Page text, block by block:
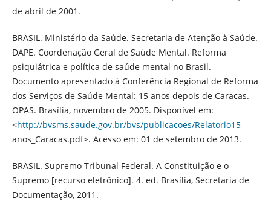
de abril de 2001.
BRASIL. Ministério da Saúde. Secretaria de Atenção à Saúde.
DAPE. Coordenação Geral de Saúde Mental. Reforma
psiquiátrica e política de saúde mental no Brasil.
Documento apresentado à Conferência Regional de Reforma
dos Serviços de Saúde Mental: 15 anos depois de Caracas.
OPAS. Brasília, novembro de 2005. Disponível em:
<http://bvsms.saude.gov.br/bvs/publicacoes/Relatorio15_
anos_Caracas.pdf>. Acesso em: 01 de setembro de 2013.
BRASIL. Supremo Tribunal Federal. A Constituição e o
Supremo [recurso eletrônico]. 4. ed. Brasília, Secretaria de
Documentação, 2011.